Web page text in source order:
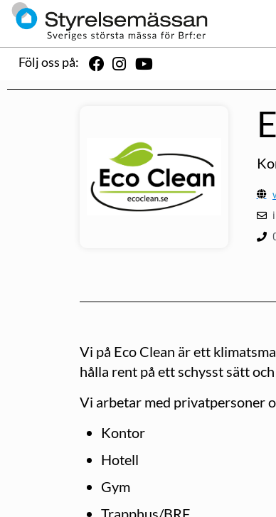
Följ oss på:
Vi på Eco Clean är ett
hålla rent på ett schysst sätt
Vi arbetar med privatpersoner
Kontor
Hotell
Gym
Trapphus/BRF